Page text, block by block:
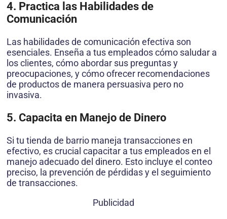
4. Practica las Habilidades de
Comunicación
Las habilidades de comunicación efectiva son
esenciales. Enseña a tus empleados cómo saludar a
los clientes, cómo abordar sus preguntas y
preocupaciones, y cómo ofrecer recomendaciones
de productos de manera persuasiva pero no
invasiva.
5. Capacita en Manejo de Dinero
Si tu tienda de barrio maneja transacciones en
efectivo, es crucial capacitar a tus empleados en el
manejo adecuado del dinero. Esto incluye el conteo
preciso, la prevención de pérdidas y el seguimiento
de transacciones.
Publicidad